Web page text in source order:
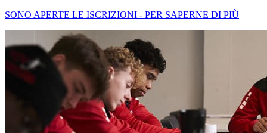
SONO APERTE LE ISCRIZIONI - PER SAPERNE DI PIÙ